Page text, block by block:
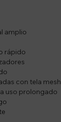
amplio
rápido
con tela mesh
uso prolongado